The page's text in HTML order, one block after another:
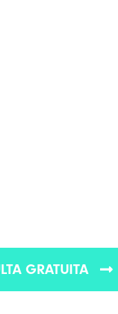
GRATUITA